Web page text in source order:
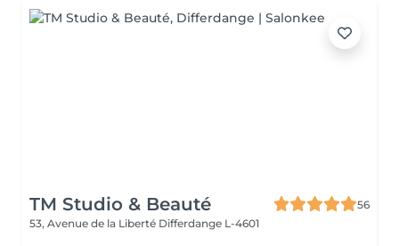
TM Studio & Beauté
56
53, Avenue de la Liberté Differdange L-4601